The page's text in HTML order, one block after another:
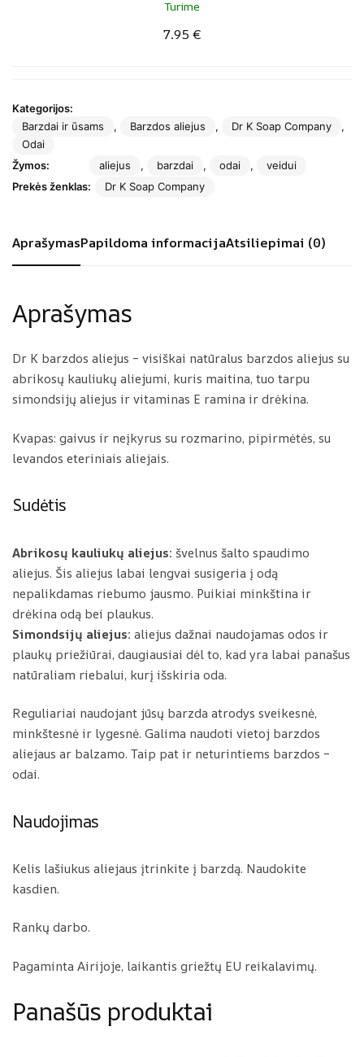
s
t
s
W
l
d
m
t
i
o
d
n
a
Turime
7.95 €
Kategorijos:
Barzdai ir ūsams
, Barzdos aliejus , Dr K Soap Company
,
Odai
Žymos:
aliejus , barzdai , odai ,
veidui
Prekės ženklas:
Dr K Soap Company
AprašymasPapildoma informacijaAtsiliepimai (0)
Aprašymas
Dr K barzdos aliejus – visiškai natūralus barzdos aliejus su
abrikosų kauliukų aliejumi, kuris maitina, tuo tarpu
simondsijų aliejus ir vitaminas E ramina ir drėkina.
Kvapas: gaivus ir neįkyrus su rozmarino, pipirmėtės, su
levandos eteriniais aliejais.
Sudėtis
Abrikosų kauliukų aliejus: švelnus šalto spaudimo
aliejus. Šis aliejus labai lengvai susigeria į odą
nepalikdamas riebumo jausmo. Puikiai minkština ir
drėkina odą bei plaukus.
Simondsijų aliejus: aliejus dažnai naudojamas odos ir
plaukų priežiūrai, daugiausiai dėl to, kad yra labai panašus
natūraliam riebalui, kurį išskiria oda.
Reguliariai naudojant jūsų barzda atrodys sveikesnė,
minkštesnė ir lygesnė. Galima naudoti vietoj barzdos
aliejaus ar balzamo. Taip pat ir neturintiems barzdos –
odai.
Naudojimas
Kelis lašiukus aliejaus įtrinkite į barzdą. Naudokite
kasdien.
Rankų darbo.
Pagaminta Airijoje, laikantis griežtų EU reikalavimų.
Panašūs produktai